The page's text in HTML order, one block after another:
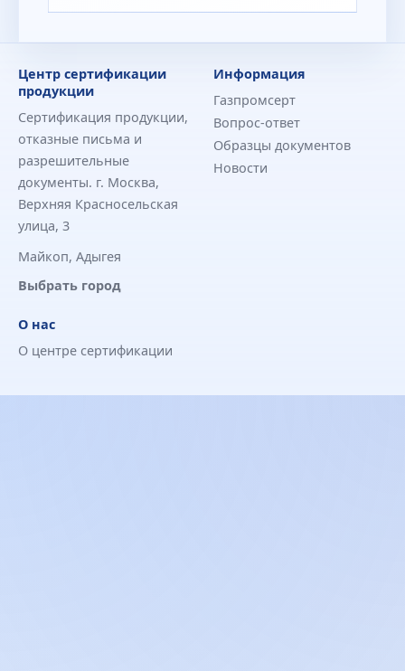
Центр сертификации
продукции
Сертификация продукции,
отказные письма и
разрешительные
документы. г. Москва,
Верхняя Красносельская
улица, 3
Майкоп, Адыгея
Выбрать город
Информация
Газпромсерт
Вопрос-ответ
Образцы документов
Новости
О нас
О центре сертификации